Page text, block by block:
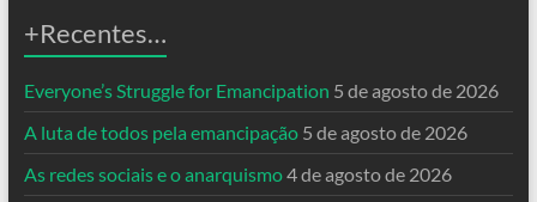
+Recentes…
Everyone’s Struggle for Emancipation 5 de agosto de 2026
A luta de todos pela emancipação 5 de agosto de 2026
As redes sociais e o anarquismo4 de agosto de 2026